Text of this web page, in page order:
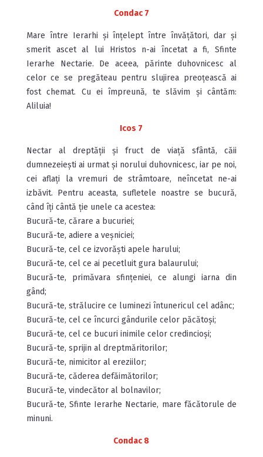
Condac 7
Mare între Ierarhi și înțelept între învățători, dar și
smerit ascet al lui Hristos n-ai încetat a fi, Sfinte
Ierarhe Nectarie. De aceea, părinte duhovnicesc al
celor ce se pregăteau pentru slujirea preoțească ai
fost chemat. Cu ei împreună, te slăvim și cântăm:
Aliluia!
Icos 7
Nectar al dreptății și fruct de viață sfântă, căii
dumnezeiești ai urmat și norului duhovnicesc, iar pe noi,
cei aflați la vremuri de strâmtoare, neîncetat ne-ai
izbăvit. Pentru aceasta, sufletele noastre se bucură,
când îți cântă ție unele ca acestea:
Bucură-te, cărare a bucuriei;
Bucură-te, adiere a veșniciei;
Bucură-te, cel ce izvorăști apele harului;
Bucură-te, cel ce ai pecetluit gura balaurului;
Bucură-te, primăvara sfințeniei, ce alungi iarna din
gând;
Bucură-te, strălucire ce luminezi întunericul cel adânc;
Bucură-te, cel ce încurci gândurile celor păcătoși;
Bucură-te, cel ce bucuri inimile celor credincioși;
Bucură-te, sprijin al dreptmăritorilor;
Bucură-te, nimicitor al ereziilor;
Bucură-te, căderea defăimătorilor;
Bucură-te, vindecător al bolnavilor;
Bucură-te, Sfinte Ierarhe Nectarie, mare făcătorule de
minuni.
Condac 8